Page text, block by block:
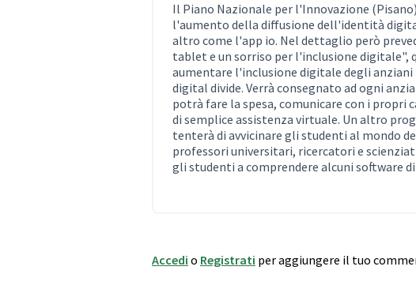
Il Piano Nazionale per l'Innovazione
l'aumento della diffusione dell'identità
altro come l'app io. Nel dettaglio però
tablet e un sorriso per l'inclusione digitale",
aumentare l'inclusione digitale degli
digital divide. Verrà consegnato ad ogni
potrà fare la spesa, comunicare con i propri
di semplice assistenza virtuale. Un altro
tenterà di avvicinare gli studenti al mondo
professori universitari, ricercatori e
gli studenti a comprendere alcuni software
Accedi o Registrati per aggiungere il tuo